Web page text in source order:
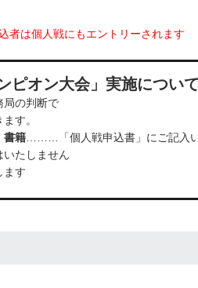
は個人戦にもエントリーされます
ピオン大会」実施について
局の判断で
す。
書籍 ………「個人戦申込書」にご記
いたしません
す